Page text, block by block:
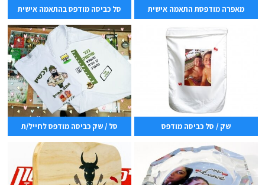
מאפרה מודפסת התאמה אישית סל כביסה מודפס בהתאמה אישית
שק / סל כביסה מודפס סל / שק כביסה מודפס לחייל/ת